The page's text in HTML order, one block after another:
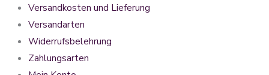
Versandkosten und Lieferung
Versandarten
Widerrufsbelehrung
Zahlungsarten